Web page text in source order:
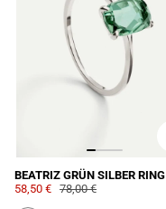
BEATRIZ GRÜN SILBER RING
58,50 € 78,00 €